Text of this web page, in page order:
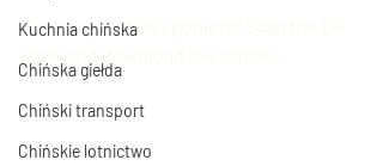
Kuchnia chińska
Chińska giełda
Chiński transport
Chińskie lotnictwo
Zeskanuj kod QR i pobierz/ Scan the QR